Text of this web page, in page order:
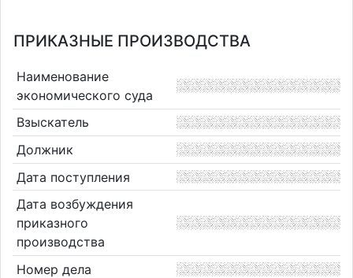
ПРИКАЗНЫЕ ПРОИЗВОДСТВА
Наименование
экономического суда
Взыскатель
Должник
Дата поступления
Дата возбуждения
приказного
производства
Номер дела